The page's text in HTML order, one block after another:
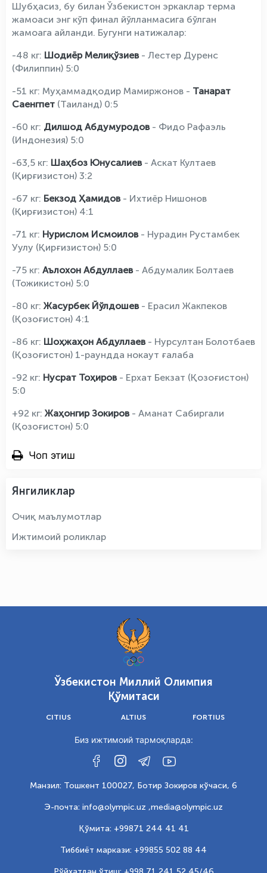
Шубҳасиз, бу билан Ўзбекистон эркаклар терма
жамоаси энг кўп финал йўлланмасига бўлган
жамоага айланди. Бугунги натижалар:
-48 кг: Шодиёр Мелиқўзиев- Лестер Дуренс
(Филиппин) 5:0
-51 кг: Муҳаммадқодир Мамиржонов - Танарат
Саенгпет (Таиланд) 0:5
-60 кг: Дилшод Абдумуродов- Фидо Рафаэль
(Индонезия) 5:0
-63,5 кг: Шаҳбоз Юнусалиев- Аскат Култаев
(Қирғизистон) 3:2
-67 кг: Бекзод Ҳамидов- Ихтиёр Нишонов
(Қирғизистон) 4:1
-71 кг: Нурислом Исмоилов- Нурадин Рустамбек
Уулу (Қирғизистон) 5:0
-75 кг: Аълохон Абдуллаев- Абдумалик Болтаев
(Тожикистон) 5:0
-80 кг: Жасурбек Йўлдошев- Ерасил Жакпеков
(Қозоғистон) 4:1
-86 кг: Шоҳжаҳон Абдуллаев- Нурсултан Болотбаев
(Қозоғистон) 1-раундда нокаут ғалаба
-92 кг: Нусрат Тоҳиров- Ерхат Бекзат (Қозоғистон)
5:0
+92 кг: Жаҳонгир Зокиров- Аманат Сабиргали
(Қозоғистон) 5:0
Чоп этиш
Янгиликлар
Очиқ маълумотлар
Ижтимоий роликлар
Ўзбекистон Миллий Олимпия
Қўмитаси
CITIUS ALTIUS FORTIUS
Биз ижтимоий тармоқларда:
Манзил: Тошкент 100027, Ботир Зокиров кўчаси, 6
Э-почта: info@olympic.uz ,media@olympic.uz
Қўмита: +99871 244 41 41
Тиббиёт маркази: +99855 502 88 44